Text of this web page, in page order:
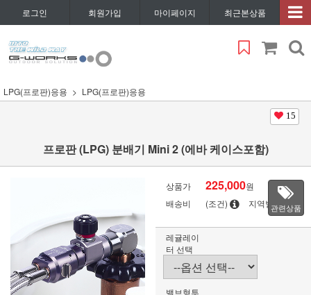
로그인 회원가입 마이페이지 최근본상품
LPG(프로판)응용 LPG(프로판)응용
15
프로판 (LPG) 분배기 Mini 2 (에바 케이스포함)
상품가 225,000원
배송비
(조건) 지역별관련상품
레귤레이
터 선택
밸브형투